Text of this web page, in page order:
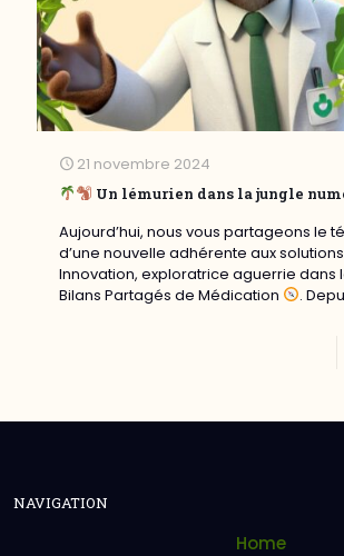
21 novembre 2024
Un lémurien dans la jungle
Aujourd’hui, nous vous partageons le
d’une nouvelle adhérente aux
Innovation, exploratrice aguerrie dans
Bilans Partagés de Médication
.
NAVIGATION
Home